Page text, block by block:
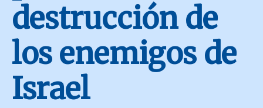
destrucción de
los enemigos de
Israel